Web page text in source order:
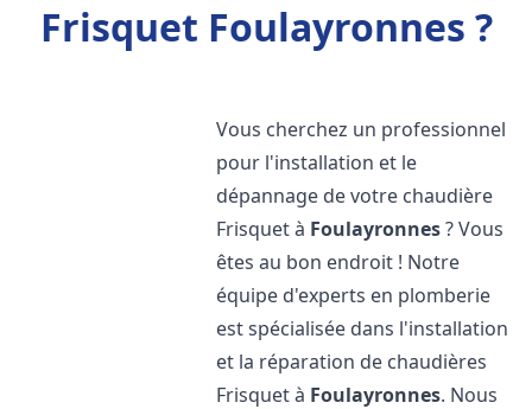
Frisquet Foulayronnes ?
Vous cherchez un professionnel
pour l'installation et le
dépannage de votre chaudière
Frisquet à Foulayronnes? Vous
êtes au bon endroit ! Notre
équipe d'experts en plomberie
est spécialisée dans l'installation
et la réparation de chaudières
Frisquet à Foulayronnes. Nous